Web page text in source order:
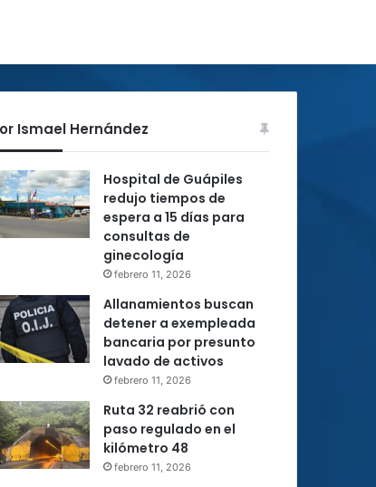
Ismael Hernández
Hospital de Guápiles
redujo tiempos de
espera a 15 días para
consultas de
ginecología
febrero 11, 2026
Allanamientos buscan
detener a exempleada
bancaria por presunto
lavado de activos
febrero 11, 2026
Ruta 32 reabrió con
paso regulado en el
kilómetro 48
febrero 11, 2026